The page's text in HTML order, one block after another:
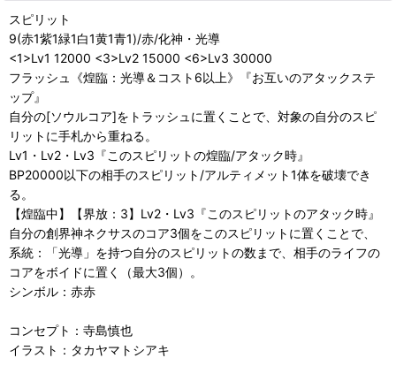
スピリット
9(赤1紫1緑1白1黄1青1)/赤/化神・光導
<1>Lv1 12000 <3>Lv2 15000 <6>Lv3 30000
フラッシュ《煌臨：光導＆コスト6以上》『お互いのアタックステ
ップ』
自分の[ソウルコア]をトラッシュに置くことで、対象の自分のスピ
リットに手札から重ねる。
Lv1・Lv2・Lv3『このスピリットの煌臨/アタック時』
BP20000以下の相手のスピリット/アルティメット1体を破壊でき
る。
【煌臨中】【界放：3】Lv2・Lv3『このスピリットのアタック時』
自分の創界神ネクサスのコア3個をこのスピリットに置くことで、
系統：「光導」を持つ自分のスピリットの数まで、相手のライフの
コアをボイドに置く（最大3個）。
シンボル：赤赤
コンセプト：寺島慎也
イラスト：タカヤマトシアキ